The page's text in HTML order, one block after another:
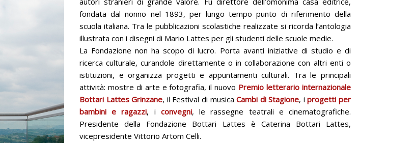
fondata dal nonno nel 1893, per lungo tempo punto di riferimento della
scuola italiana. Tra le pubblicazioni scolastiche realizzate si ricorda l’antologia
illustrata con i disegni di Mario Lattes per gli studenti delle scuole medie.
La Fondazione non ha scopo di lucro. Porta avanti iniziative di studio e di
ricerca culturale, curandole direttamente o in collaborazione con altri enti o
istituzioni, e organizza progetti e appuntamenti culturali. Tra le principali
attività: mostre di arte e fotografia, il nuovo Premio letterario internazionale
Bottari Lattes Grinzane, il Festival di musicaCambi di Stagione, iprogetti per
bambini e ragazzi, i convegni, le rassegne teatrali e cinematografiche.
Presidente della Fondazione Bottari Lattes è Caterina Bottari Lattes,
vicepresidente Vittorio Artom Celli.